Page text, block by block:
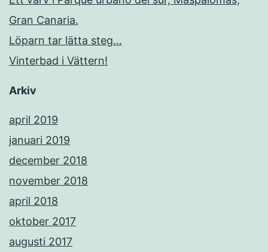
Gran Canaria.
Löparn tar lätta steg…
Vinterbad i Vättern!
Arkiv
april 2019
januari 2019
december 2018
november 2018
april 2018
oktober 2017
augusti 2017